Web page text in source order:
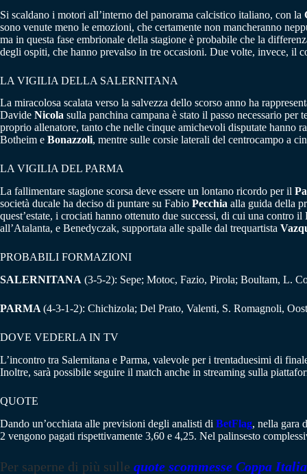
Si scaldano i motori all’interno del panorama calcistico italiano, con la
sono venute meno le emozioni, che certamente non mancheranno
ma in questa fase embrionale della stagione è probabile che la
degli ospiti, che hanno prevalso in tre occasioni. Due volte, invece, il
LA VIGILIA DELLA SALERNITANA
La miracolosa scalata verso la salvezza dello scorso anno ha
Davide Nicola sulla panchina campana è stato il passo necessario
proprio allenatore, tanto che nelle cinque amichevoli disputate hanno
Botheim e Bonazzoli, mentre sulle corsie laterali del centrocampo a
LA VIGILIA DEL PARMA
La fallimentare stagione scorsa deve essere un lontano ricordo per il
società ducale ha deciso di puntare su Fabio Pecchia alla guida della
quest’estate, i crociati hanno ottenuto due successi, di cui una contro
all’Atalanta, e Benedyczak, supportata alle spalle dal trequartista
PROBABILI FORMAZIONI
SALERNITANA (3-5-2): Sepe; Motoc, Fazio, Pirola; Boultam, L.
PARMA (4-3-1-2): Chichizola; Del Prato, Valenti, S. Romagnoli,
DOVE VEDERLA IN TV
L’incontro tra Salernitana e Parma, valevole per i trentaduesimi di
Inoltre, sarà possibile seguire il match anche in streaming sulla
QUOTE
Dando un’occhiata alle previsioni degli analisti di BetFlag, nella gara
2 vengono pagati rispettivamente 3,60 e 4,25. Nel palinsesto
Per saperne di più sulle quote scommesse Coppa Italia